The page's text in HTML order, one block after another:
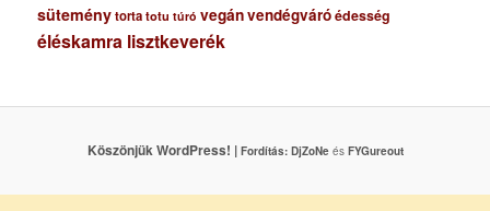
süteménytorta totu túró vegánvendégváróédesség
éléskamra lisztkeverék
Köszönjük WordPress! | Fordítás: DjZoNeés FYGureout